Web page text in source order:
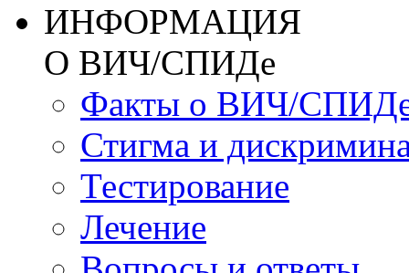
ИНФОРМАЦИЯ
О ВИЧ/СПИДе
Факты о ВИЧ/
Стигма и
Тестирование
Лечение